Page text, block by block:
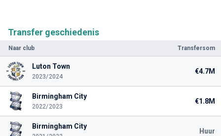
Transfer geschiedenis
Naar club Transfersom
Luton Town
2023/2024
€4.7M
Birmingham City
2022/2023
€1.8M
Birmingham City
Huur